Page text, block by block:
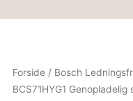
Forside / Bosch
BCS71HYG1